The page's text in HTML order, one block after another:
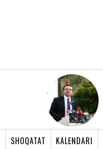
SHOQATAT KALENDARI